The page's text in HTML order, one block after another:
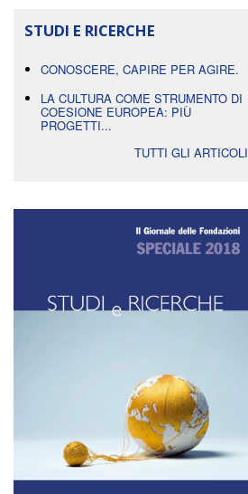
STUDI E RICERCHE
CONOSCERE, CAPIRE PER AGIRE.
LA CULTURA COME STRUMENTO DI
COESIONE EUROPEA: PIÙ
PROGETTI...
TUTTI GLI ARTICOLI